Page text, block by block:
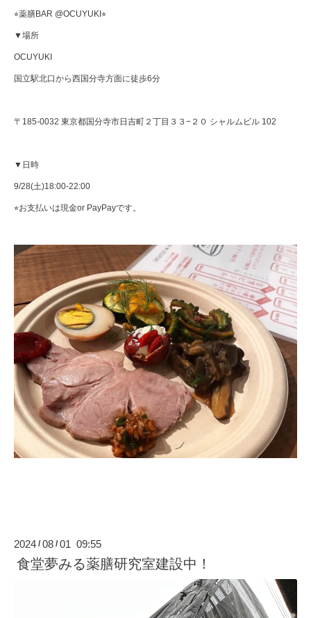
⭐︎薬膳BAR @OCUYUKI⭐︎
▼場所
OCUYUKI
国立駅北口から西国分寺方面に徒歩6分
〒185-0032 東京都国分寺市日吉町２丁目３３−２０ シャルムビル 102
▼日時
9/28(土)18:00-22:00
⭐︎お支払いは現金or PayPayです。
2024 /08 /01 09:55
食堂夢みる薬膳研究室建設中！